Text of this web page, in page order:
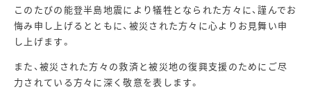
このたびの能登半島地震により犠牲となられた方々に、謹んでお
悔み申し上げるとともに、被災された方々に心よりお見舞い申
し上げます。
また、被災された方々の救済と被災地の復興支援のためにご尽
力されている方々に深く敬意を表します。